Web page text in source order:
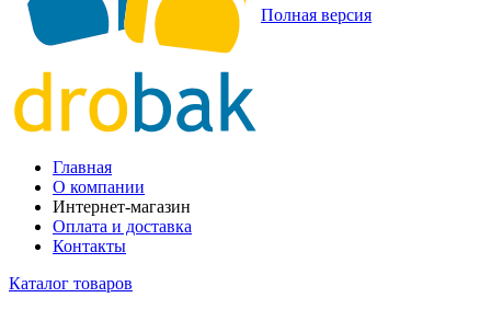
Полная версия
Главная
О компании
Интернет-магазин
Оплата и доставка
Контакты
Каталог товаров